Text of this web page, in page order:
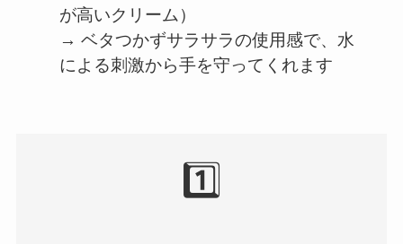
が高いクリーム）
→ ベタつかずサラサラの使用感で、水
による刺激から手を守ってくれます
1️⃣